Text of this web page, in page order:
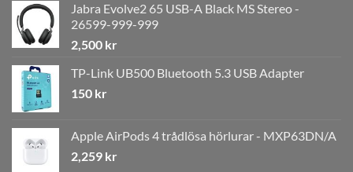
Jabra Evolve2 65 USB-A Black MS Stereo -
26599-999-999
2,500 kr
TP-Link UB500 Bluetooth 5.3 USB Adapter
150 kr
Apple AirPods 4 trådlösa hörlurar - MXP63DN/A
2,259 kr